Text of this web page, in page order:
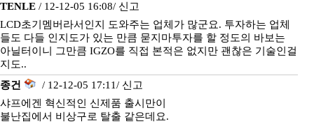
TENLE / 12-12-05 16:08/ 신고
LCD초기멤버라서인지 도와주는 업체가 많군요. 투자하는 업체
들도 다들 인지도가 있는 만큼 묻지마투자를 할 정도의 바보는
아닐터이니 그만큼 IGZO를 직접 본적은 없지만 괜찮은 기술인걸
지도..
종건
/ 12-12-05 17:11/ 신고
샤프에겐 혁신적인 신제품 출시만이
불난집에서 비상구로 탈출 같은데요.